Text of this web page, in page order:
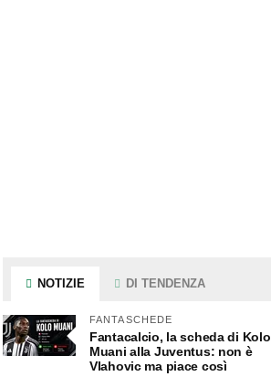
NOTIZIE DI TENDENZA
FANTASCHEDE
Fantacalcio, la scheda di Kolo
Muani alla Juventus: non è
Vlahovic ma piace così